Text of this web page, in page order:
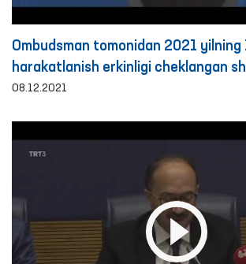
Ombudsman tomonidan 2021 yilning
harakatlanish erkinligi cheklangan
saqlanadigan yopiq muassasalarga
08.12.2021